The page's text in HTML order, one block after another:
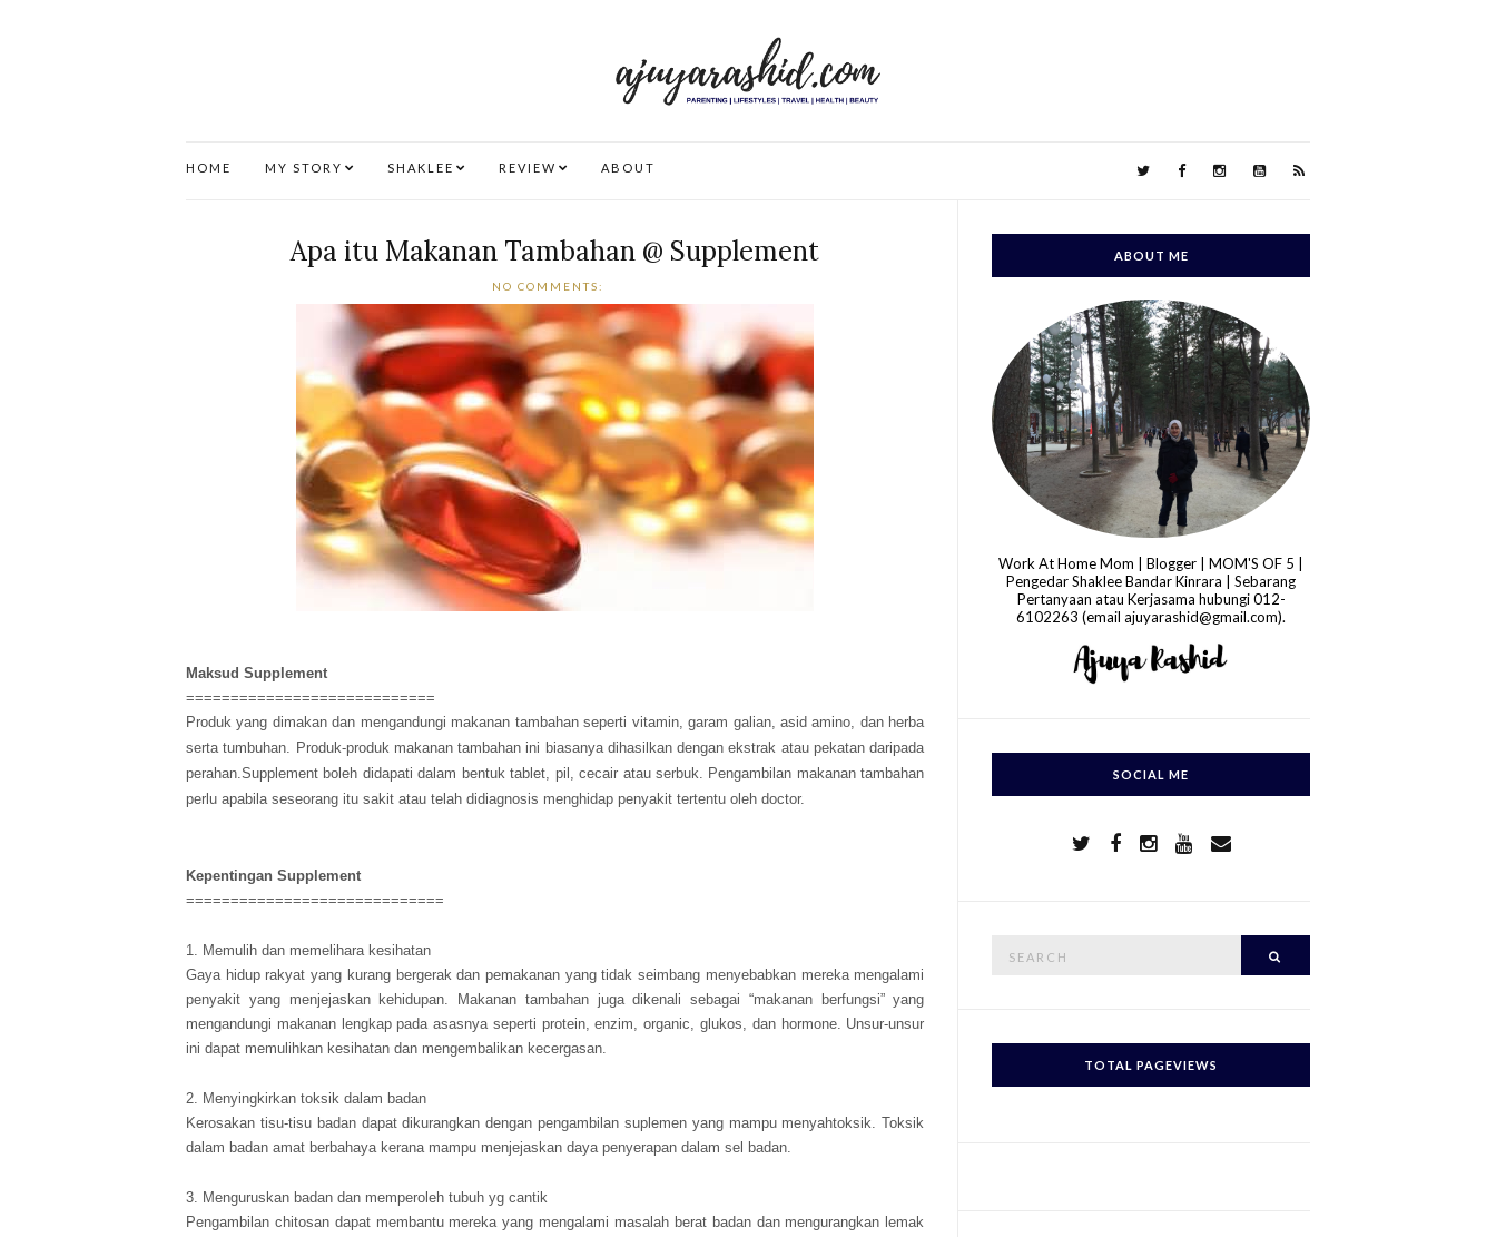
HOME MY STORY SHAKLEE REVIEW ABOUT
Apa itu Makanan Tambahan @ Supplement
NO COMMENTS:
Maksud Supplement
============================
Produk yang dimakan dan mengandungi makanan tambahan seperti vitamin, garam galian, asid amino, dan herba
serta tumbuhan. Produk-produk makanan tambahan ini biasanya dihasilkan dengan ekstrak atau pekatan daripada
perahan.Supplement boleh didapati dalam bentuk tablet, pil, cecair atau serbuk. Pengambilan makanan tambahan
perlu apabila seseorang itu sakit atau telah didiagnosis menghidap penyakit tertentu oleh doctor.
Kepentingan Supplement
=============================
1. Memulih dan memelihara kesihatan
Gaya hidup rakyat yang kurang bergerak dan pemakanan yang tidak seimbang menyebabkan mereka mengalami
penyakit yang menjejaskan kehidupan. Makanan tambahan juga dikenali sebagai “makanan berfungsi” yang
mengandungi makanan lengkap pada asasnya seperti protein, enzim, organic, glukos, dan hormone. Unsur-unsur
ini dapat memulihkan kesihatan dan mengembalikan kecergasan.
2. Menyingkirkan toksik dalam badan
Kerosakan tisu-tisu badan dapat dikurangkan dengan pengambilan suplemen yang mampu menyahtoksik. Toksik
dalam badan amat berbahaya kerana mampu menjejaskan daya penyerapan dalam sel badan.
3. Menguruskan badan dan memperoleh tubuh yg cantik
Pengambilan chitosan dapat membantu mereka yang mengalami masalah berat badan dan mengurangkan lemak
ABOUT ME
Work At Home Mom | Blogger | MOM'S OF 5 |
Pengedar Shaklee Bandar Kinrara | Sebarang
Pertanyaan atau Kerjasama hubungi 012-
6102263 (email ajuyarashid@gmail.com).
SOCIAL ME
r
TOTAL PAGEVIEWS